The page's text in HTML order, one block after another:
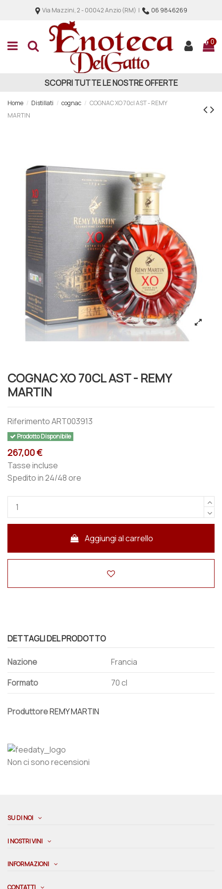
Via Mazzini, 2 - 00042 Anzio (RM) | 06 9846269
0
SCOPRI TUTTE LE NOSTRE OFFERTE
Home Distillati cognac
COGNAC XO 70cl AST - REMY
MARTIN
COGNAC XO 70CL AST - REMY
MARTIN
RiferimentoART003913
Prodotto Disponibile
267,00 €
Tasse incluse
Spedito in 24/48 ore
Aggiungi al carrello
DETTAGLI DEL PRODOTTO
Nazione
Francia
Formato
70 cl
ProduttoreREMY MARTIN
Non ci sono recensioni
SU DI NOI
I NOSTRI VINI
INFORMAZIONI
CONTATTI